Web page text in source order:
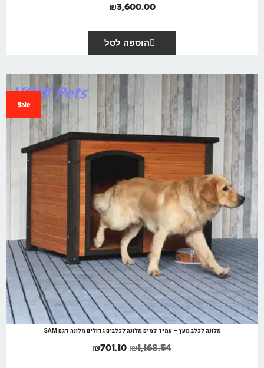
₪3,600.00
הוספה לסל
Sale!
מלונה לכלב מעץ – עמיד למים מלונה לכלבים גדולים מלונה דגם SAM
₪1,168.54
₪701.10